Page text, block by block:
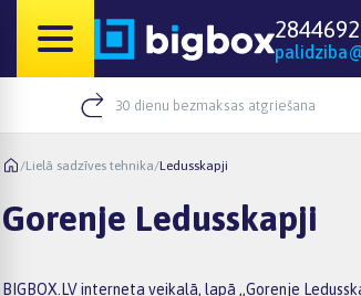
30 dienu bezmaksas atgriešana
/Lielā sadzīves tehnika/Ledusskapji
Gorenje Ledusskapji
BIGBOX.LV interneta veikalā, lapā „Gorenje